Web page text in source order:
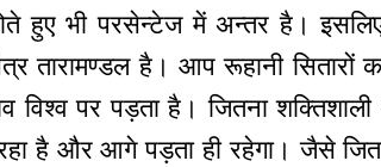
हुए भी परसेन्टेज में अन्तर है।
तारामण्डल है। आप रूहानी सितारों
विश्व पर पड़ता है। जितना
है और आगे पड़ता ही रहेगा। जैसे जितना